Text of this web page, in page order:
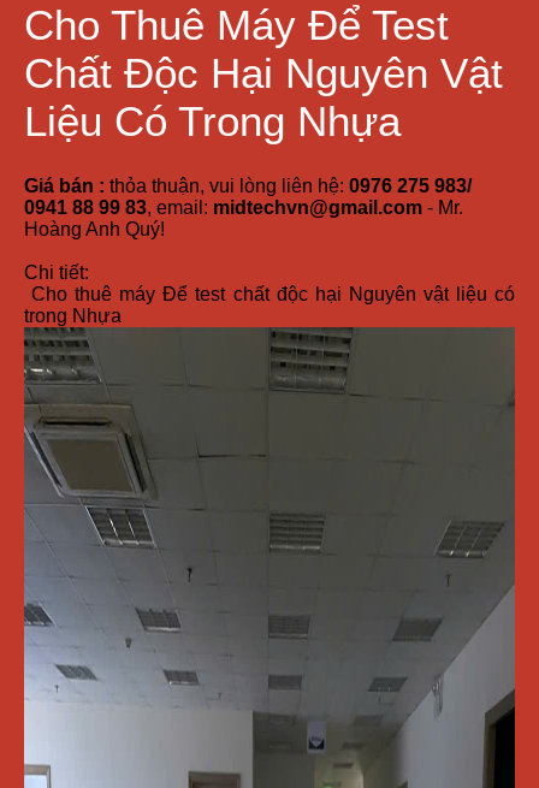
Cho Thuê Máy Để Test
Chất Độc Hại Nguyên Vật
Liệu Có Trong Nhựa
Giá bán : thỏa thuận, vui lòng liên hệ: 0976 275 983/
0941 88 99 83, email: midtechvn@gmail.com - Mr.
Hoàng Anh Quý!
Chi tiết:
Cho thuê máy Để test chất độc hại Nguyên vật liệu có
trong Nhựa